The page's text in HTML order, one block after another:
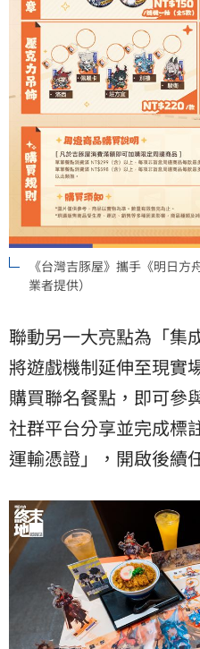
《台灣吉豚屋》攜手《明日
業者提供）
聯動另一大亮點為「集
將遊戲機制延伸至現實
購買聯名餐點，即可參
社群平台分享並完成標
運輸憑證」，開啟後續